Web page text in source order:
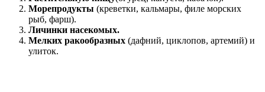
Морепродукты (креветки, кальмары, филе морских
рыб, фарш).
Личинки насекомых.
Мелких ракообразных (дафний, циклопов, артемий) и
улиток.